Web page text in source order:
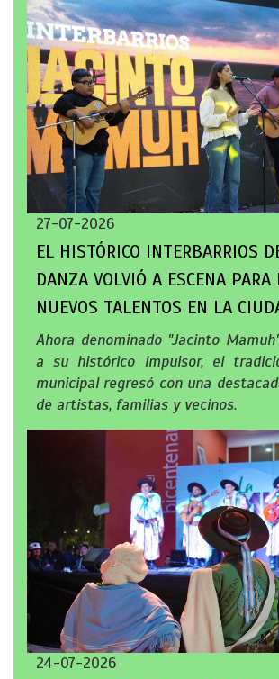
27-07-2026
EL HISTÓRICO INTERBARRIOS
DANZA VOLVIÓ A ESCENA PARA
NUEVOS TALENTOS EN LA
Ahora denominado "Jacinto
a su histórico impulsor, el
municipal regresó con una
de artistas, familias y vecinos.
24-07-2026